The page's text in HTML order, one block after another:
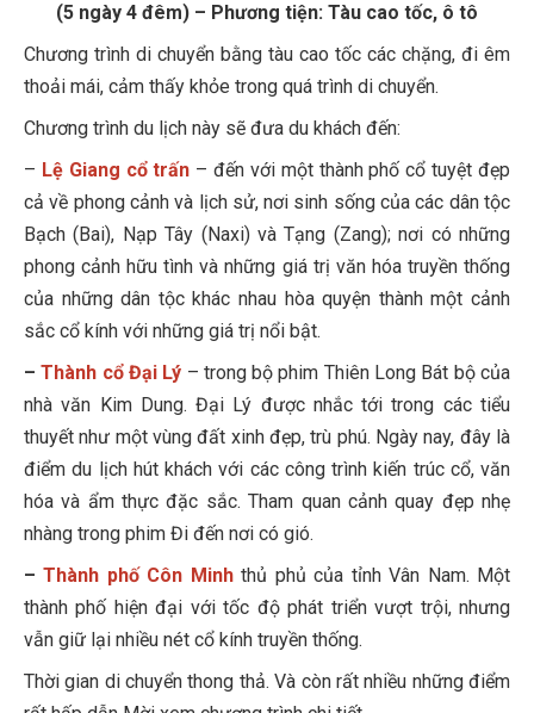
(5 ngày 4 đêm) – Phương tiện: Tàu cao tốc, ô tô
Chương trình di chuyển bằng tàu cao tốc các chặng, đi êm
thoải mái, cảm thấy khỏe trong quá trình di chuyển.
Chương trình du lịch này sẽ đưa du khách đến:
– Lệ Giang cổ trấn – đến với một thành phố cổ tuyệt đẹp
cả về phong cảnh và lịch sử, nơi sinh sống của các dân tộc
Bạch (Bai), Nạp Tây (Naxi) và Tạng (Zang); nơi có những
phong cảnh hữu tình và những giá trị văn hóa truyền thống
của những dân tộc khác nhau hòa quyện thành một cảnh
sắc cổ kính với những giá trị nổi bật.
–Thành cổ Đại Lý – trong bộ phim Thiên Long Bát bộ của
nhà văn Kim Dung. Đại Lý được nhắc tới trong các tiểu
thuyết như một vùng đất xinh đẹp, trù phú. Ngày nay, đây là
điểm du lịch hút khách với các công trình kiến trúc cổ, văn
hóa và ẩm thực đặc sắc. Tham quan cảnh quay đẹp nhẹ
nhàng trong phim Đi đến nơi có gió.
–Thành phố Côn Minhthủ phủ của tỉnh Vân Nam. Một
thành phố hiện đại với tốc độ phát triển vượt trội, nhưng
vẫn giữ lại nhiều nét cổ kính truyền thống.
Thời gian di chuyển thong thả. Và còn rất nhiều những điểm